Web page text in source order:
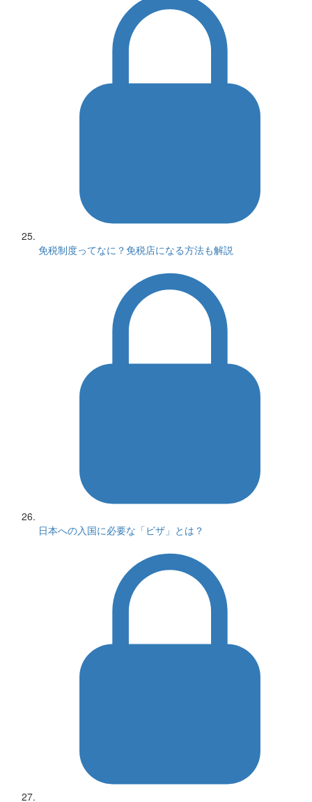
免税制度ってなに？免税店になる方法も解説
日本への入国に必要な「ビザ」とは？